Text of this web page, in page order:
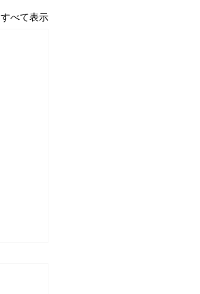
すべて表示